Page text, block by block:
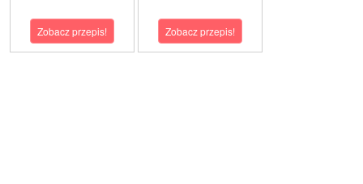
Zobacz przepis! Zobacz przepis!